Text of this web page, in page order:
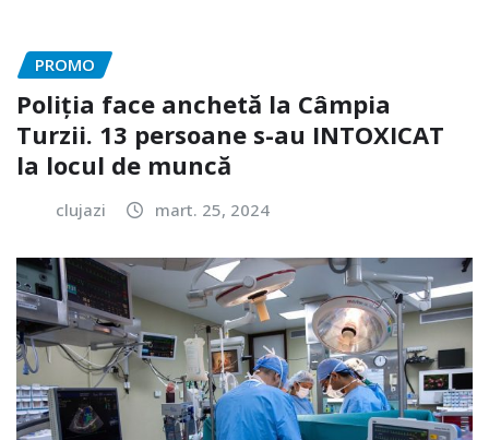
PROMO
Poliția face anchetă la Câmpia
Turzii. 13 persoane s-au INTOXICAT
la locul de muncă
clujazi mart. 25, 2024